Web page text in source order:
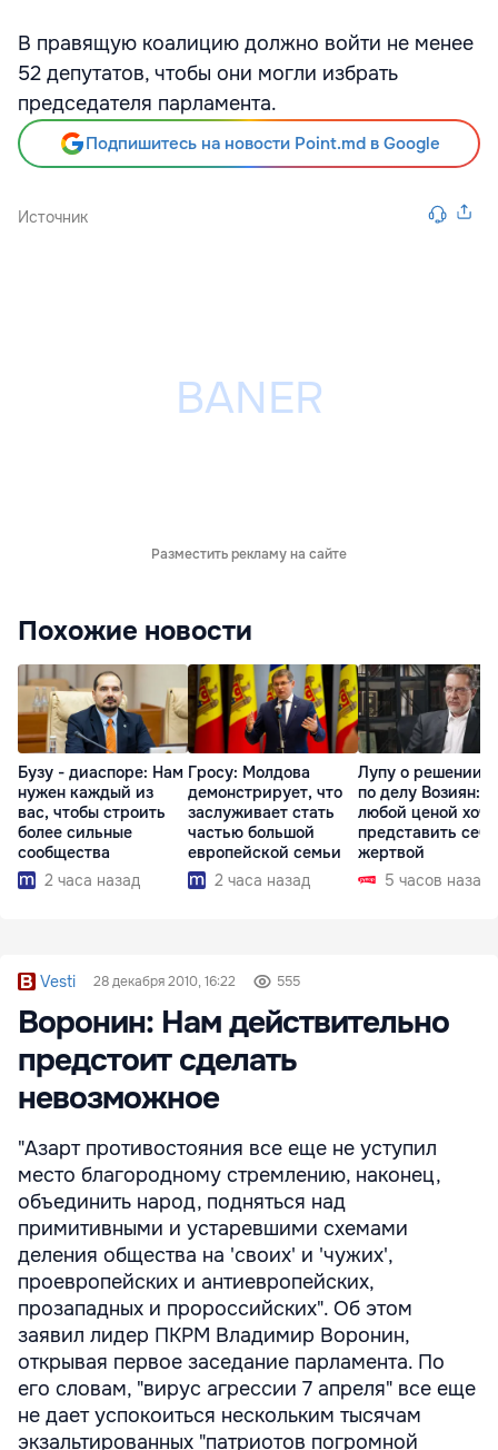
В правящую коалицию должно войти не менее
52 депутатов, чтобы они могли избрать
председателя парламента.
Подпишитесь на новости Point.md в Google
Источник
Разместить рекламу на сайте
Похожие новости
Бузу - диаспоре: Нам
нужен каждый из
вас, чтобы строить
более сильные
сообщества
2 часа назад
Гросу: Молдова
демонстрирует, что
заслуживает стать
частью большой
европейской семьи
2 часа назад
Лупу о решении
по делу Возиян:
любой ценой
представить себя
жертвой
5 часов назад
Vesti 28 декабря 2010, 16:22 555
Воронин: Нам действительно
предстоит сделать
невозможное
"Азарт противостояния все еще не уступил
место благородному стремлению, наконец,
объединить народ, подняться над
примитивными и устаревшими схемами
деления общества на 'своих' и 'чужих',
проевропейских и антиевропейских,
прозападных и пророссийских". Об этом
заявил лидер ПКРМ Владимир Воронин,
открывая первое заседание парламента. По
его словам, "вирус агрессии 7 апреля" все еще
не дает успокоиться нескольким тысячам
экзальтированных "патриотов погромной